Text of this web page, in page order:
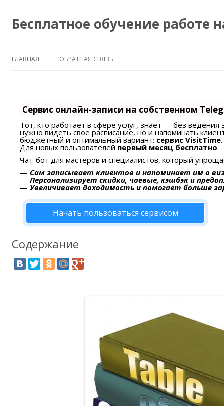
Бесплатное обучение работе
ГЛАВНАЯ ОБРАТНАЯ СВЯЗЬ
Сервис онлайн-записи на собственном
Тот, кто работает в сфере услуг, знает — без ведения
нужно видеть свое расписание, но и напоминать
бюджетный и оптимальный вариант: сервис VisitTime.
Для новых пользователей первый месяц бесплатно.
Чат-бот для мастеров и специалистов, который
— Сам записывает клиентов и напоминает им о
— Персонализирует скидки, чаевые, кэшбэк и
— Увеличивает доходимость и помогает больше
Начать пользоваться сервисом
Содержание